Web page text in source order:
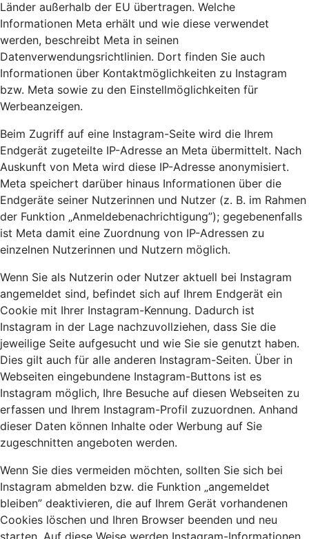
Länder außerhalb der EU übertragen. Welche
Informationen Meta erhält und wie diese verwendet
werden, beschreibt Meta in seinen
Datenverwendungsrichtlinien. Dort finden Sie auch
Informationen über Kontaktmöglichkeiten zu Instagram
bzw. Meta sowie zu den Einstellmöglichkeiten für
Werbeanzeigen.
Beim Zugriff auf eine Instagram-Seite wird die Ihrem
Endgerät zugeteilte IP-Adresse an Meta übermittelt. Nach
Auskunft von Meta wird diese IP-Adresse anonymisiert.
Meta speichert darüber hinaus Informationen über die
Endgeräte seiner Nutzerinnen und Nutzer (z. B. im Rahmen
der Funktion „Anmeldebenachrichtigung”); gegebenenfalls
ist Meta damit eine Zuordnung von IP-Adressen zu
einzelnen Nutzerinnen und Nutzern möglich.
Wenn Sie als Nutzerin oder Nutzer aktuell bei Instagram
angemeldet sind, befindet sich auf Ihrem Endgerät ein
Cookie mit Ihrer Instagram-Kennung. Dadurch ist
Instagram in der Lage nachzuvollziehen, dass Sie die
jeweilige Seite aufgesucht und wie Sie sie genutzt haben.
Dies gilt auch für alle anderen Instagram-Seiten. Über in
Webseiten eingebundene Instagram-Buttons ist es
Instagram möglich, Ihre Besuche auf diesen Webseiten zu
erfassen und Ihrem Instagram-Profil zuzuordnen. Anhand
dieser Daten können Inhalte oder Werbung auf Sie
zugeschnitten angeboten werden.
Wenn Sie dies vermeiden möchten, sollten Sie sich bei
Instagram abmelden bzw. die Funktion „angemeldet
bleiben” deaktivieren, die auf Ihrem Gerät vorhandenen
Cookies löschen und Ihren Browser beenden und neu
starten. Auf diese Weise werden Instagram-Informationen,